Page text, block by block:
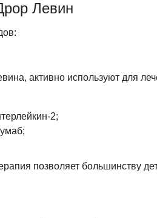
Левин
активно используют для
2;
позволяет большинству